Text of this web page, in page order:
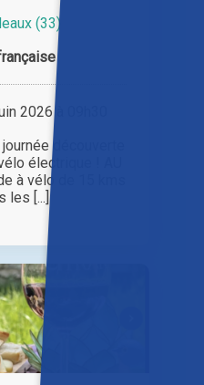
(33)
2026 à 09h30
découverte
électrique ! AU
à vélo de 15 kms
les [...]